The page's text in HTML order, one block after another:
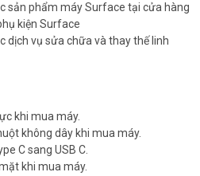
sản phẩm máy Surface tại cửa hàng
kiện Surface
dịch vụ sửa chữa và thay thế linh
khi mua máy.
không dây khi mua máy.
C sang USB C.
khi mua máy.